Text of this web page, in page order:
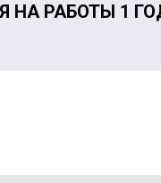
НА РАБОТЫ 1